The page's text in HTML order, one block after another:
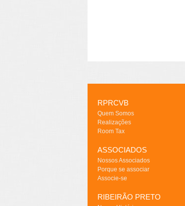
RPRCVB
Quem Somos
Realizações
Room Tax
ASSOCIADOS
Nossos Associados
Porque se associar
Associe-se
RIBEIRÃO PRETO